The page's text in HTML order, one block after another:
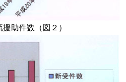
助件数（図２）